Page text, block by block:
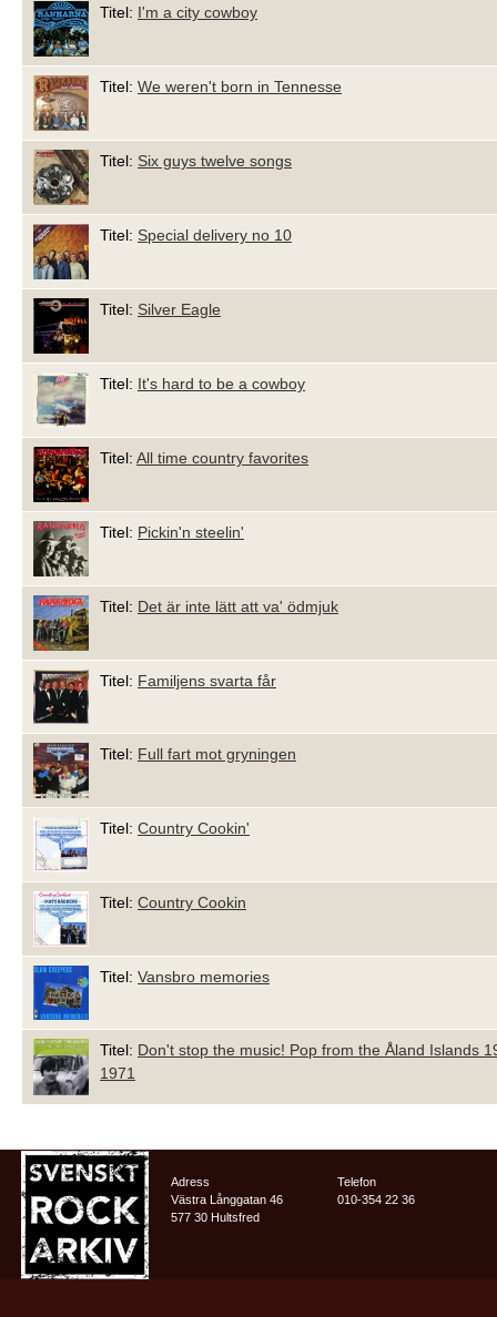
Titel: I'm a city cowboy
Titel: We weren't born in Tennesse
Titel: Six guys twelve songs
Titel: Special delivery no 10
Titel: Silver Eagle
Titel: It's hard to be a cowboy
Titel: All time country favorites
Titel: Pickin'n steelin'
Titel: Det är inte lätt att va' ödmjuk
Titel: Familjens svarta får
Titel: Full fart mot gryningen
Titel: Country Cookin'
Titel: Country Cookin
Titel: Vansbro memories
Titel: Don't stop the music! Pop from the Åland Islands
1971
Adress
Västra Långgatan 46
577 30 Hultsfred
Telefon
010-354 22 36